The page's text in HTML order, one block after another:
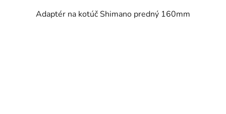
Adaptér na kotúč Shimano predný 160mm